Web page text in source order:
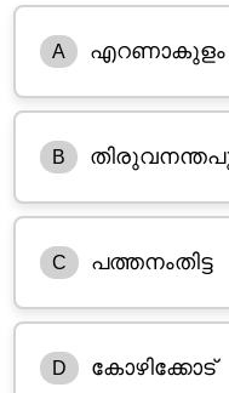
A എറണാകുളം
B
C പത്തനംതിട്ട
D കോഴിക്കോട്